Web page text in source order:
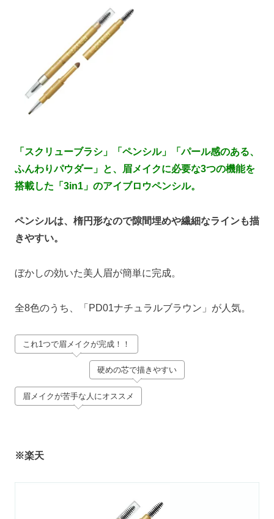
「スクリューブラシ」「ペンシル」「パール感のある、
ふんわりパウダー」と、眉メイクに必要な3つの機能を
搭載した「3in1」のアイブロウペンシル。
ペンシルは、楕円形なので隙間埋めや繊細なラインも描
きやすい。
ぼかしの効いた美人眉が簡単に完成。
全8色のうち、「PD01ナチュラルブラウン」が人気。
これ1つで眉メイクが完成！！
硬めの芯で描きやすい
眉メイクが苦手な人にオススメ
※楽天